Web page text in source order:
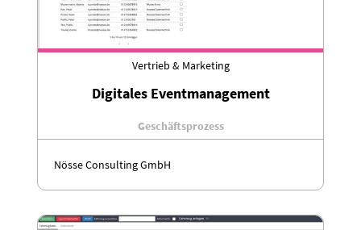
Vertrieb & Marketing
Digitales Eventmanagement
Geschäftsprozess
Nösse Consulting GmbH